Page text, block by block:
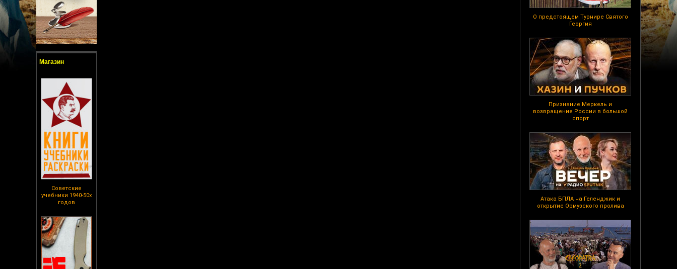
Магазин
Советские
учебники 1940-50х
годов
О предстоящем Турнире Святого
Георгия
Признание Меркель и
возвращение России в большой
спорт
Атака БПЛА на Геленджик и
открытие Ормузского пролива